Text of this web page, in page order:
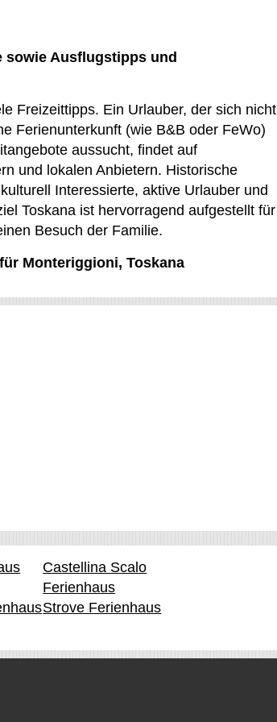
sowie Ausflugstipps und
Freizeittipps. Ein Urlauber, der sich nicht
Ferienunterkunft (wie B&B oder FeWo)
aussucht, findet auf
und lokalen Anbietern. Historische
Interessierte, aktive Urlauber und
Toskana ist hervorragend aufgestellt für
Besuch der Familie.
Monteriggioni, Toskana
Castellina Scalo
Ferienhaus
Strove Ferienhaus